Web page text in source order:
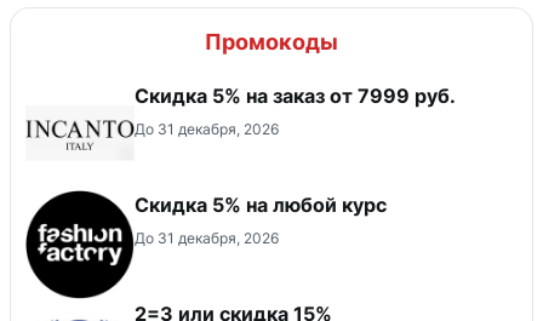
Промокоды
Скидка 5% на заказ от 7999 руб.
До 31 декабря, 2026
Скидка 5% на любой курс
До 31 декабря, 2026
2=3 или скидка 15%